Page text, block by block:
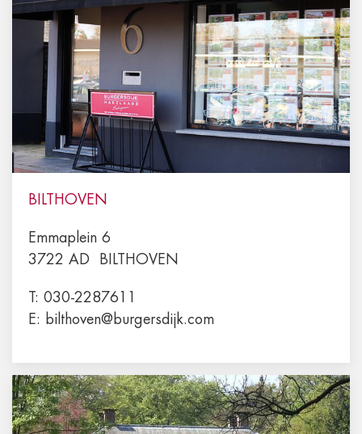
BILTHOVEN
Emmaplein 6
3722 AD
BILTHOVEN
T: 030-2287611
E:
bilthoven@burgersdijk.com